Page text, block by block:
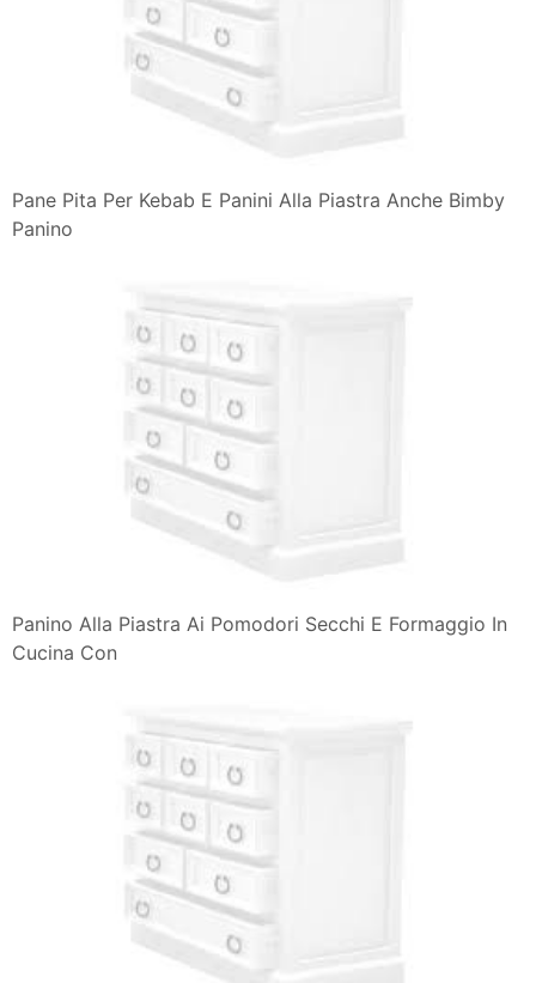
Pane Pita Per Kebab E Panini Alla Piastra Anche Bimby
Panino
Panino Alla Piastra Ai Pomodori Secchi E Formaggio In
Cucina Con